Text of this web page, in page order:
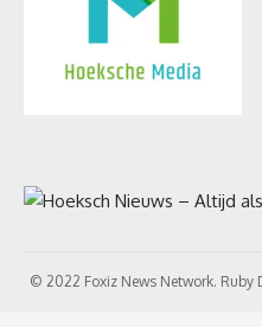
© 2022 Foxiz News Network. Ruby